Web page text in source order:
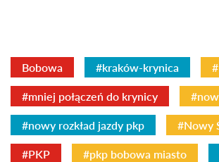
Bobowa #kraków-krynica
#mniej połączeń do krynicy
#nowy rozkład jazdy pkp #Nowy
#PKP #pkp bobowa miasto